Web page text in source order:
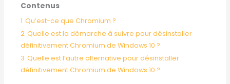
Contenus
1 Qu’est-ce que Chromium ?
2 Quelle est la démarche à suivre pour désinstaller
définitivement Chromium de Windows 10 ?
3 Quelle est l’autre alternative pour désinstaller
définitivement Chromium de Windows 10 ?